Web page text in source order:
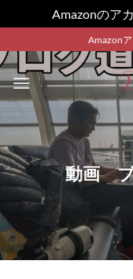
Amazonのア
to
content
Amazon
動画 ブ